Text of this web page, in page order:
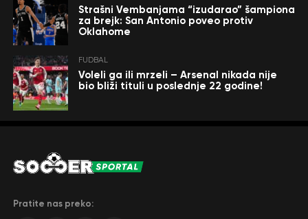
Strašni Vembanjama “izudarao” šampiona
za brejk: San Antonio poveo protiv
Oklahome
FUDBAL
Voleli ga ili mrzeli – Arsenal nikada nije
bio bliži tituli u poslednje 22 godine!
Pratite nas preko: